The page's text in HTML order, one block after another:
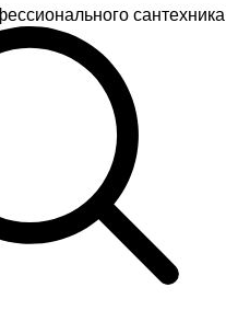
сантехника